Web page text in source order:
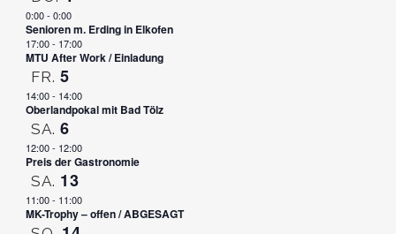
0:00- 0:00
Senioren m. Erding in Elkofen
17:00- 17:00
MTU After Work / Einladung
FR. 5
14:00- 14:00
Oberlandpokal mit Bad Tölz
SA. 6
12:00- 12:00
Preis der Gastronomie
SA. 13
11:00- 11:00
MK-Trophy – offen / ABGESAGT